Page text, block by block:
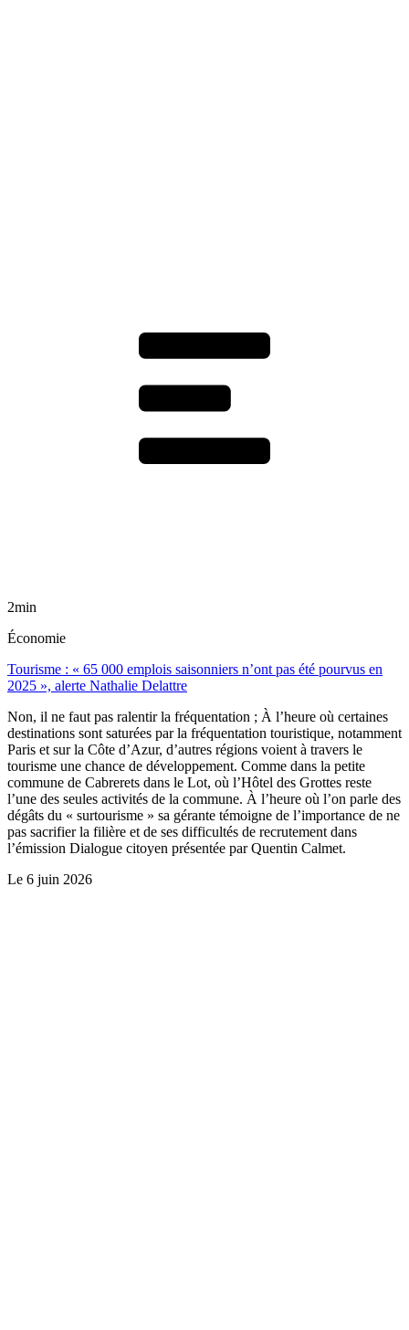
2min
Économie
Tourisme : « 65 000 emplois saisonniers n’ont pas été pourvus en
2025 », alerte Nathalie Delattre
Non, il ne faut pas ralentir la fréquentation ; À l’heure où certaines
destinations sont saturées par la fréquentation touristique, notamment
Paris et sur la Côte d’Azur, d’autres régions voient à travers le
tourisme une chance de développement. Comme dans la petite
commune de Cabrerets dans le Lot, où l’Hôtel des Grottes reste
l’une des seules activités de la commune. À l’heure où l’on parle des
dégâts du « surtourisme » sa gérante témoigne de l’importance de ne
pas sacrifier la filière et de ses difficultés de recrutement dans
l’émission Dialogue citoyen présentée par Quentin Calmet.
Le 6 juin 2026